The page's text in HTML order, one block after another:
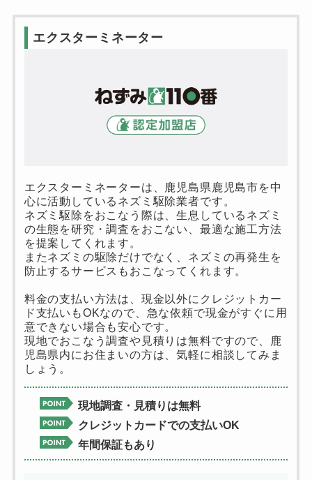
エクスターミネーター
エクスターミネーターは、鹿児島県鹿児島市を中
心に活動しているネズミ駆除業者です。
ネズミ駆除をおこなう際は、生息しているネズミ
の生態を研究・調査をおこない、最適な施工方法
を提案してくれます。
またネズミの駆除だけでなく、ネズミの再発生を
防止するサービスもおこなってくれます。
料金の支払い方法は、現金以外にクレジットカー
ド支払いもOKなので、急な依頼で現金がすぐに用
意できない場合も安心です。
現地でおこなう調査や見積りは無料ですので、鹿
児島県内にお住まいの方は、気軽に相談してみま
しょう。
現地調査・見積りは無料
クレジットカードでの支払いOK
年間保証もあり